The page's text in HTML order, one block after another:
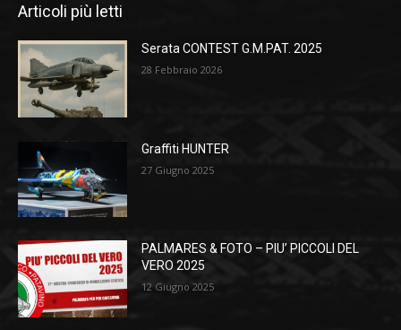
Articoli più letti
Serata CONTEST G.M.PAT. 2025
28 Febbraio 2026
Graffiti HUNTER
27 Giugno 2025
PALMARES & FOTO – PIU’ PICCOLI DEL
VERO 2025
12 Giugno 2025